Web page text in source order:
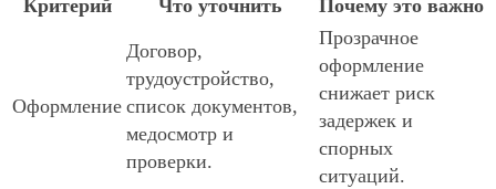
Критерий Что уточнить Почему это важно
Оформление
Договор,
трудоустройство,
список документов,
медосмотр и
проверки.
Прозрачное
оформление
снижает риск
задержек и
спорных
ситуаций.